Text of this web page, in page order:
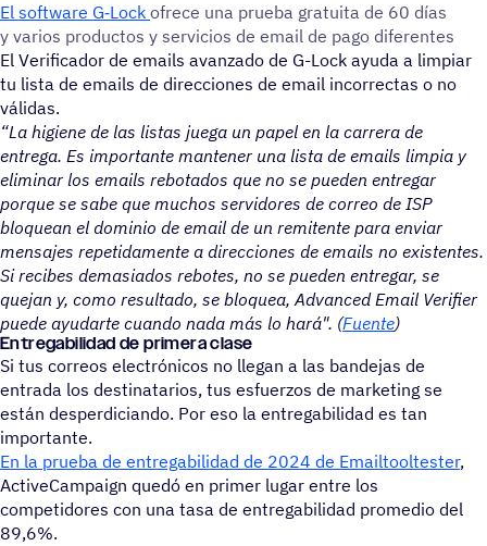
El soft­ware G‑Lock ofrece una prueba gratuita de 60 días
y varios produc­tos y servi­cios de email de pago diferentes
El Verificador de emails avanzado de G-Lock ayuda a limpiar
tu lista de emails de direcciones de email incorrectas o no
válidas.
“La higiene de las listas juega un papel en la carrera de
entrega. Es importante mantener una lista de emails limpia y
eliminar los emails rebotados que no se pueden entregar
porque se sabe que muchos servidores de correo de ISP
bloquean el dominio de email de un remitente para enviar
mensajes repetidamente a direcciones de emails no existentes.
Si recibes demasiados rebotes, no se pueden entregar, se
quejan y, como resultado, se bloquea, Advanced Email Verifier
puede ayudarte cuando nada más lo hará". (Fuente)
Entre­ga­bi­li­dad de primera clase
Si tus correos electrónicos no llegan a las bandejas de
entrada los destinatarios, tus esfuerzos de marketing se
están desperdiciando. Por eso la entregabilidad es tan
importante.
En la prueba de entregabilidad de 2024 de Emailtooltester,
ActiveCampaign quedó en primer lugar entre los
competidores con una tasa de entregabilidad promedio del
89,6%.